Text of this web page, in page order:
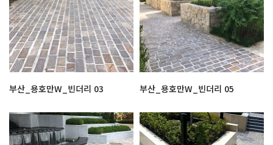
부산_용호만W_빈더리 03 부산_용호만W_빈더리 05